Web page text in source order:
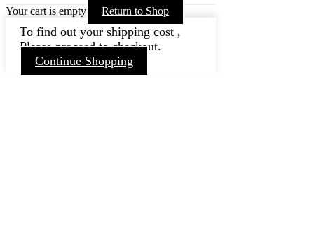
Your cart is empty Return to Shop
To find out your shipping cost ,
Please proceed to checkout.
Continue Shopping